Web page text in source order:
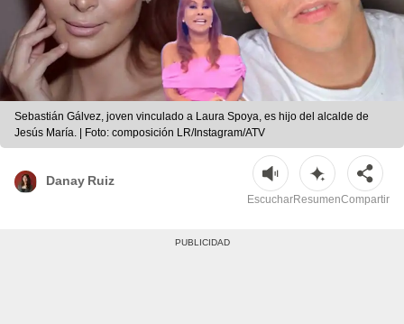
Sebastián Gálvez, joven vinculado a Laura Spoya, es hijo del alcalde de
Jesús María. | Foto: composición LR/Instagram/ATV
Danay Ruiz
EscucharResumenCompartir